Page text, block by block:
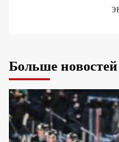
Больше новостей